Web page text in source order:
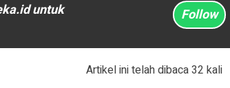
untuk
Follow
Artikel ini telah dibaca 32 kali